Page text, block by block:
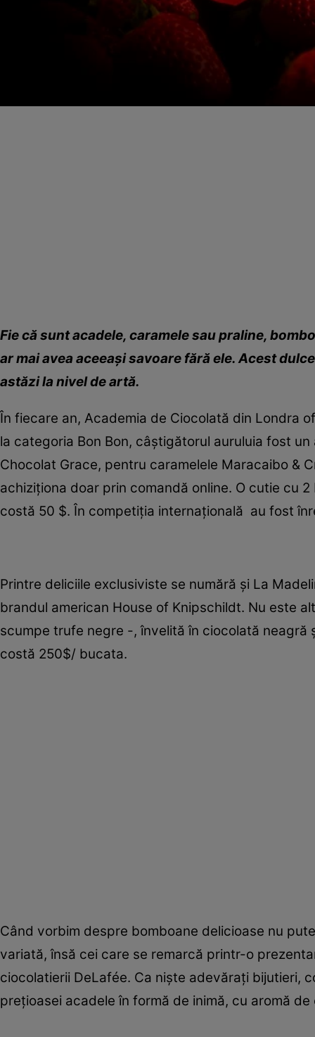
Fie că sunt acadele, caramele sau praline,
ar mai avea aceeaşi savoare fără ele. Acest
astăzi la nivel de artă.
În fiecare an, Academia de Ciocolată din Londra
la categoria Bon Bon, câştigătorul auruluia fost
Chocolat Grace, pentru caramelele Maracaibo &
achiziţiona doar prin comandă online. O cutie cu
costă 50 $. În competiţia internaţională au fost
Printre deliciile exclusiviste se numără şi La
brandul american House of Knipschildt. Nu este
scumpe trufe negre -, învelită în ciocolată
costă 250$/ bucata.
Când vorbim despre bomboane delicioase nu
variată, însă cei care se remarcă printr-o
ciocolatierii DeLafée. Ca nişte adevăraţi bijutieri,
preţioasei acadele în formă de inimă, cu aromă